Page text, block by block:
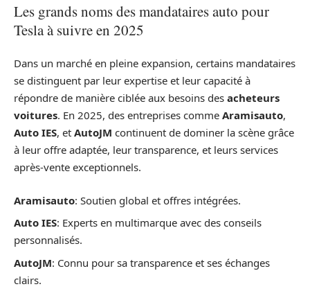
Les grands noms des mandataires auto pour
Tesla à suivre en 2025
Dans un marché en pleine expansion, certains mandataires
se distinguent par leur expertise et leur capacité à
répondre de manière ciblée aux besoins des acheteurs
voitures. En 2025, des entreprises comme Aramisauto,
Auto IES, et AutoJM continuent de dominer la scène grâce
à leur offre adaptée, leur transparence, et leurs services
après-vente exceptionnels.
Aramisauto: Soutien global et offres intégrées.
Auto IES: Experts en multimarque avec des conseils
personnalisés.
AutoJM: Connu pour sa transparence et ses échanges
clairs.